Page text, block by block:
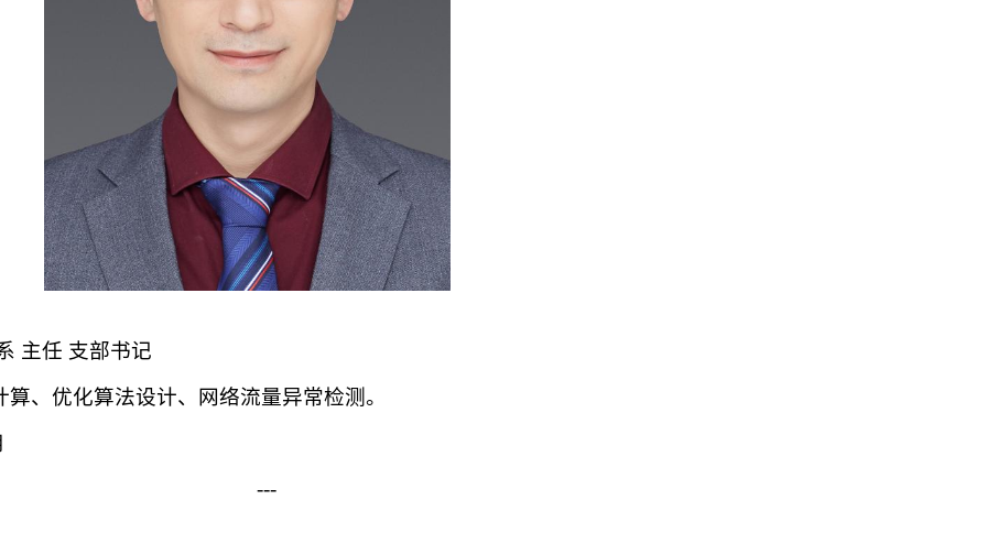
主任 支部书记
、优化算法设计、网络流量异常检测。
---